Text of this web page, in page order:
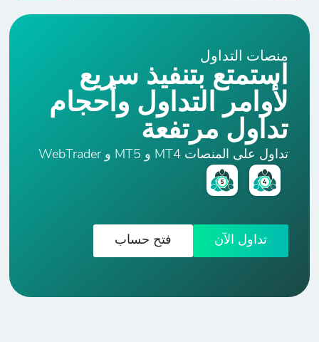
منصات التداول
استمتع بتنفيذ سريع
لأوامر التداول وأحجام
تداول مرتفعة
تداول على المنصات MT4 و MT5 و WebTrader
تداول الآن فتح حساب